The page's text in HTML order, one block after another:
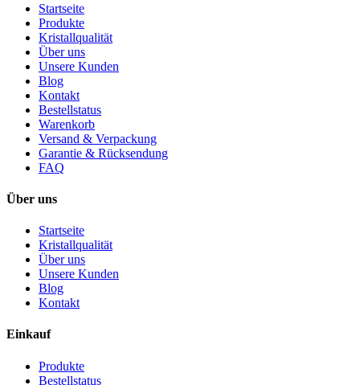
Startseite
Produkte
Kristallqualität
Über uns
Unsere Kunden
Blog
Kontakt
Bestellstatus
Warenkorb
Versand & Verpackung
Garantie & Rücksendung
FAQ
Über uns
Startseite
Kristallqualität
Über uns
Unsere Kunden
Blog
Kontakt
Einkauf
Produkte
Bestellstatus